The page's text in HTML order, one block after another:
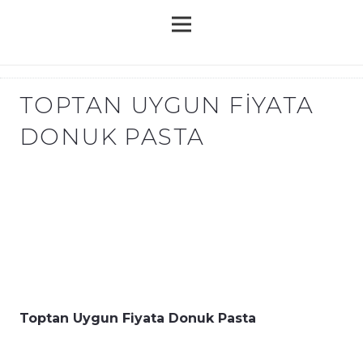
TOPTAN UYGUN FIYATA
DONUK PASTA
Toptan Uygun Fiyata Donuk Pasta